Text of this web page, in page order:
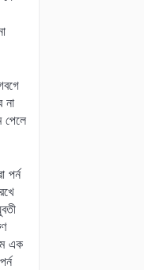
না
পেলে
পর্ন
এক